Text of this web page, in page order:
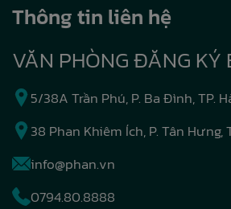
Thông tin liên hệ
VĂN PHÒNG ĐĂNG KÝ
5/38A Trần Phú, P. Ba Đình, TP.
38 Phan Khiêm Ích, P. Tân Hưng,
info@phan.vn
0794.80.8888